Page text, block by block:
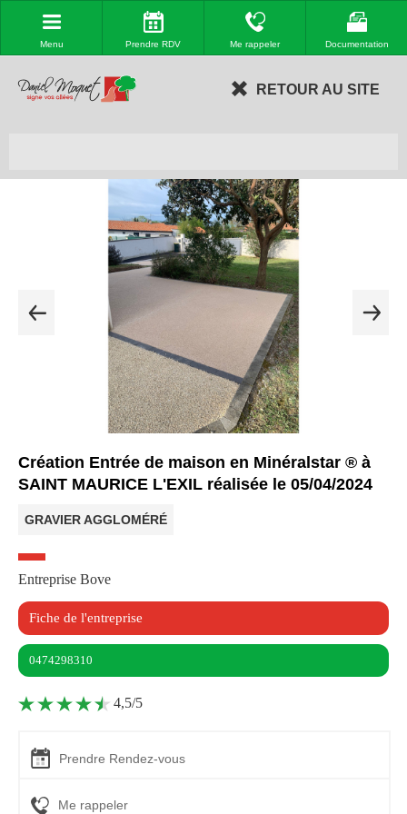
Menu Prendre RDV Me rappeler Documentation
RETOUR AU SITE
Création Entrée de maison en Minéralstar ® à
SAINT MAURICE L'EXIL réalisée le 05/04/2024
GRAVIER AGGLOMÉRÉ
Entreprise Bove
Fiche de l'entreprise
0474298310
4,5/5
Prendre Rendez-vous
Me rappeler